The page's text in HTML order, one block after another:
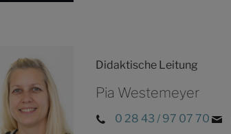
Didaktische Leitung
Pia Westemeyer
0 28 43 / 97 07 70